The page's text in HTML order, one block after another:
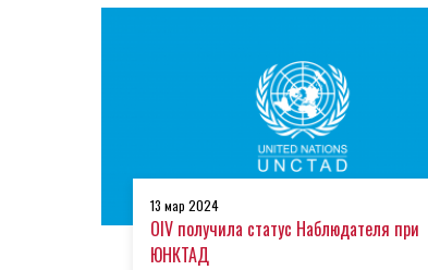
13 мар 2024
OIV получила статус Наблюдателя при
ЮНКТАД